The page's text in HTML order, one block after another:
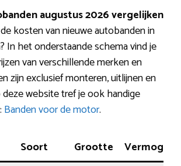
augustus 2026 vergelijken
kosten van nieuwe autobanden in
In het onderstaande schema vind je
van verschillende merken en
zijn exclusief monteren, uitlijnen en
deze website tref je ook handige
Banden voor de motor.
Soort Grootte Vermogen